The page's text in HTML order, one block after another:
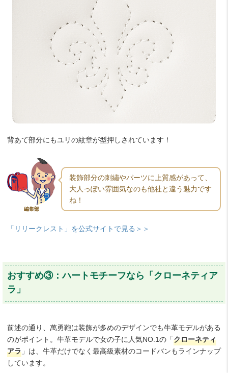
背あて部分にもユリの紋章が型押しされています！
編集部
装飾部分の刺繡やパーツに上質感があって、
大人っぽい雰囲気なのも他社と違う魅力です
ね！
「リリークレスト」を公式サイトで見る＞＞
おすすめ③：ハートモチーフなら「クローネティア
ラ」
前述の通り、萬勇鞄は装飾が多めのデザインでも牛革モデルがある
のがポイント。牛革モデルで女の子に人気NO.1の「クローネティ
アラ 」は、牛革だけでなく最高級素材のコードバンもラインナップ
しています。